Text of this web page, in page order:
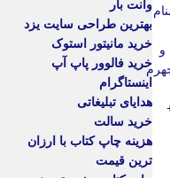
و
وانت بار
بهترین طراحی سایت یزد
خرید مانیتور استوک
خرید فالوور پاپ آپ
اینستاگرام
هدایای تبلیغاتی
خرید سالت
هزینه چاپ کتاب با ارزان
ترین قیمت